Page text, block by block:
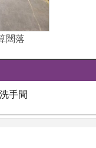
闊落
手間